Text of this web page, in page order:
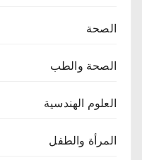
الصحة
الصحة والطب
العلوم الهندسية
المرأة والطفل